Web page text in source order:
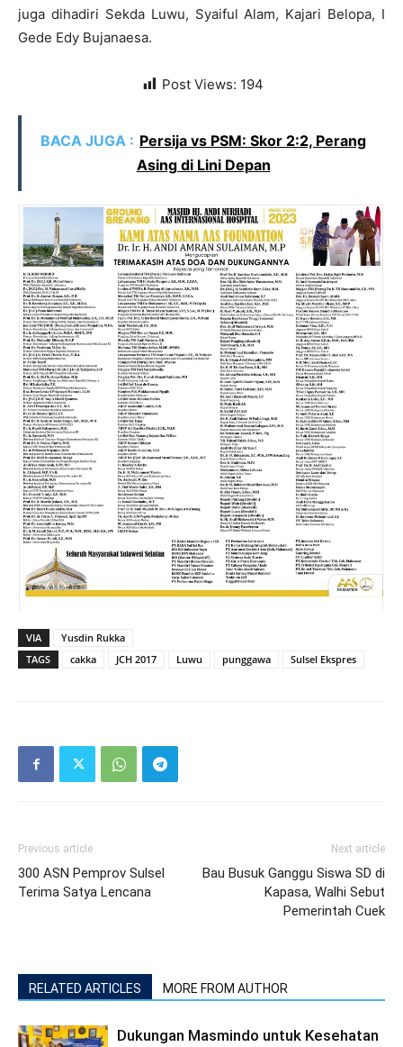
juga dihadiri Sekda Luwu, Syaiful Alam, Kajari Belopa, I
Gede Edy Bujanaesa.
Post Views: 194
BACA JUGA : Persija vs PSM: Skor 2:2, Perang
Asing di Lini Depan
VIA
Yusdin Rukka
TAGS
cakka JCH 2017 Luwu punggawa Sulsel Ekspres
Previous article
300 ASN Pemprov Sulsel
Terima Satya Lencana
Next article
Bau Busuk Ganggu Siswa SD di
Kapasa, Walhi Sebut
Pemerintah Cuek
RELATED ARTICLES MORE FROM AUTHOR
Dukungan Masmindo untuk Kesehatan